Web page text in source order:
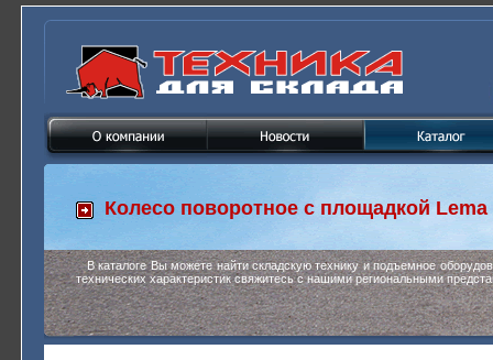
Колесо поворотное с площадкойLema
В каталоге Вы можете найти складскую технику и подъемное
технических характеристик свяжитесь с нашими региональными